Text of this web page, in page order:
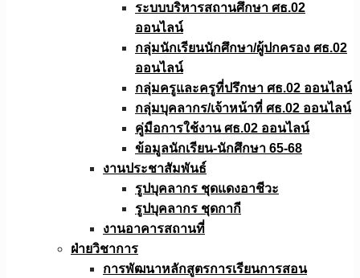
ระบบบริหารสถานศึกษา ศธ.02
ออนไลน์
กลุ่มนักเรียนนักศึกษา/ผู้ปกครอง ศธ.02
ออนไลน์
กลุ่มครูและครูที่ปรึกษา ศธ.02 ออนไลน์
กลุ่มบุคลากร/เจ้าหน้าที่ ศธ.02 ออนไลน์
คู่มือการใช้งาน ศธ.02 ออนไลน์
ข้อมูลนักเรียน-นักศึกษา 65-68
งานประชาสัมพันธ์
รูปบุคลากร ชุดแดงอาชีวะ
รูปบุคลากร ชุดกากี
งานอาคารสถานที่
ฝ่ายวิชาการ
การพัฒนาหลักสูตรการเรียนการสอน